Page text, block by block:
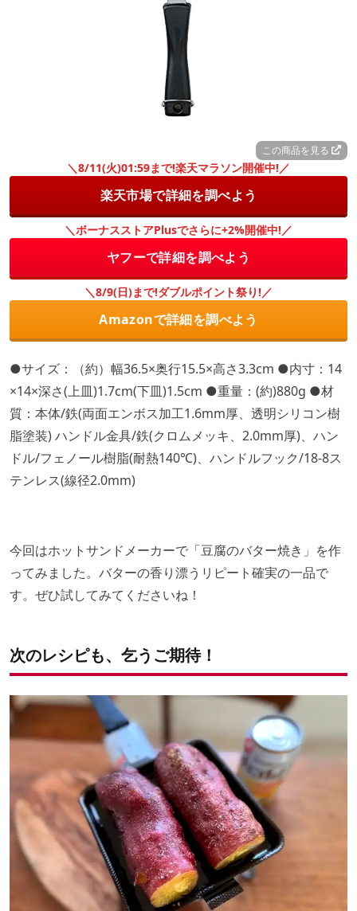
この商品を見る
＼8/11(火)01:59まで!楽天マラソン開催中!／
楽天市場で詳細を調べよう
＼ボーナスストアPlusでさらに+2%開催中!／
ヤフーで詳細を調べよう
＼8/9(日)まで!ダブルポイント祭り!／
Amazonで詳細を調べよう
●サイズ：（約）幅36.5×奥行15.5×高さ3.3cm ●内寸：14
×14×深さ(上皿)1.7cm(下皿)1.5cm ●重量：(約)880g ●材
質：本体/鉄(両面エンボス加工1.6mm厚、透明シリコン樹
脂塗装) ハンドル金具/鉄(クロムメッキ、2.0mm厚)、ハン
ドル/フェノール樹脂(耐熱140℃)、ハンドルフック/18-8ス
テンレス(線径2.0mm)
今回はホットサンドメーカーで「豆腐のバター焼き」を作
ってみました。バターの香り漂うリピート確実の一品で
す。ぜひ試してみてくださいね！
次のレシピも、乞うご期待！